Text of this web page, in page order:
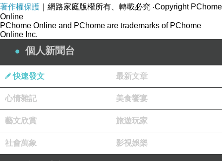
著作權保護 ｜網路家庭版權所有、轉載必究 ‧Copyright PChome
Online
PChome Online and PChome are trademarks of PChome
Online Inc.
個人新聞台
快速發文 最新文章
心情雜記 美食饗宴
藝文欣賞 旅遊玩家
社會萬象 影視娛樂